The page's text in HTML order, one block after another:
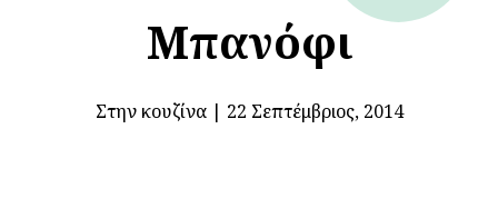
Μπανόφι
Στην κουζίνα| 22 Σεπτέμβριος, 2014